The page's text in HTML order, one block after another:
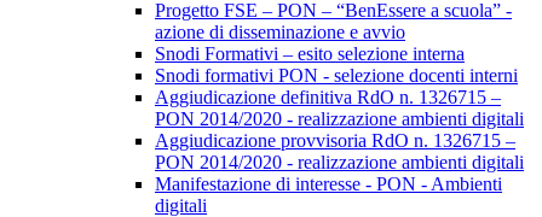
Progetto FSE – PON – “BenEssere a scuola” -
azione di disseminazione e avvio
Snodi Formativi – esito selezione interna
Snodi formativi PON - selezione docenti interni
Aggiudicazione definitiva RdO n. 1326715 –
PON 2014/2020 - realizzazione ambienti digitali
Aggiudicazione provvisoria RdO n. 1326715 –
PON 2014/2020 - realizzazione ambienti digitali
Manifestazione di interesse - PON - Ambienti
digitali